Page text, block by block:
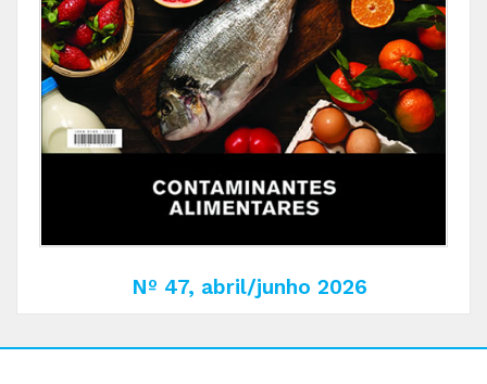
Nº 47, abril/junho 2026